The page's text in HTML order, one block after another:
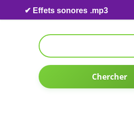
Skip to content
✔ Effets sonores .mp3
Chercher